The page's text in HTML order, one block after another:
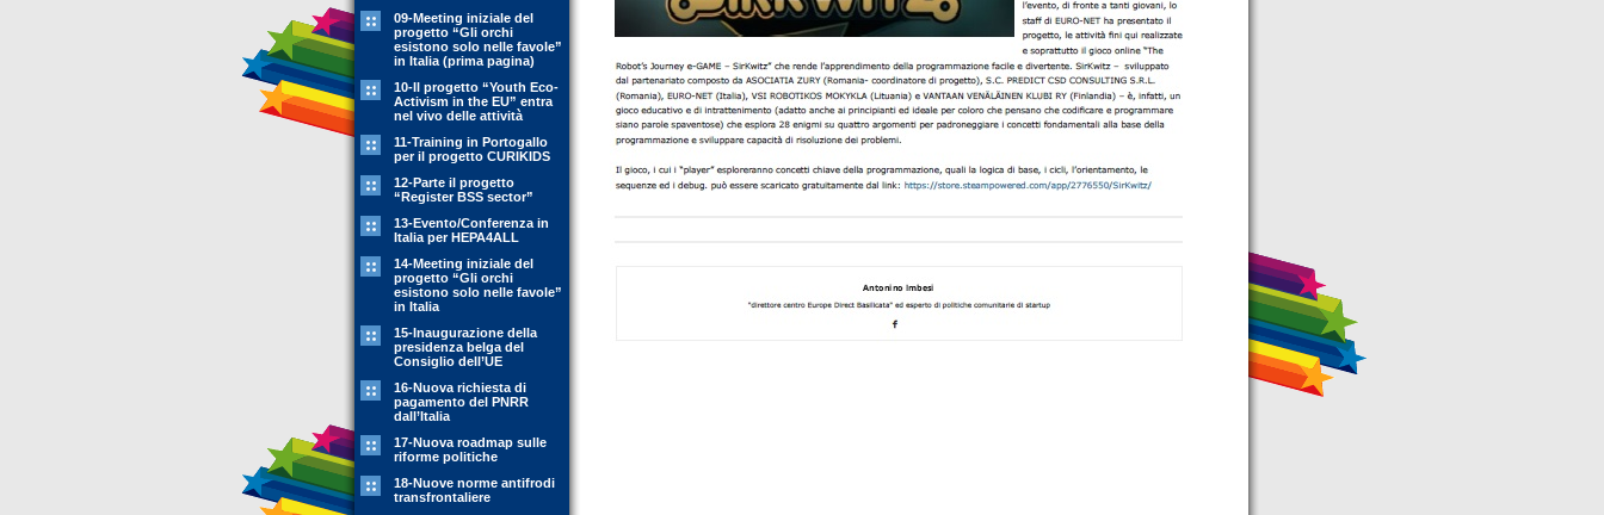
09-Meeting iniziale del
progetto “Gli orchi
esistono solo nelle favole”
in Italia (prima pagina)
10-Il progetto “Youth Eco-
Activism in the EU” entra
nel vivo delle attività
11-Training in Portogallo
per il progetto CURIKIDS
12-Parte il progetto
“Register BSS sector”
13-Evento/Conferenza in
Italia per HEPA4ALL
14-Meeting iniziale del
progetto “Gli orchi
esistono solo nelle favole”
in Italia
15-Inaugurazione della
presidenza belga del
Consiglio dell’UE
16-Nuova richiesta di
pagamento del PNRR
dall’Italia
17-Nuova roadmap sulle
riforme politiche
18-Nuove norme antifrodi
transfrontaliere